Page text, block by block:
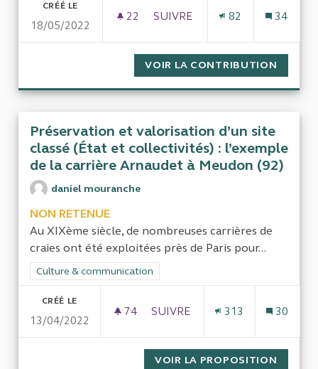
CRÉÉ LE
18/05/2022
22 22 ABONNÉS
SUIVRE
82 34
VOIR LA CONTRIBUTION
Préservation et valorisation d’un site
classé (État et collectivités) : l’exemple
de la carrière Arnaudet à Meudon (92)
daniel mouranche
NON RETENUE
Au XIXème siècle, de nombreuses carrières de
craies ont été exploitées près de Paris pour...
Filtrer les résultats de la catégorie : Culture & communication
Culture & communication
CRÉÉ LE
13/04/2022
74 74 ABONNÉS
SUIVRE
313 30
VOIR LA PROPOSITION